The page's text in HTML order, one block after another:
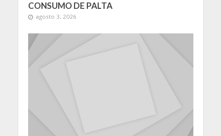
CONSUMO DE PALTA
agosto 3, 2026